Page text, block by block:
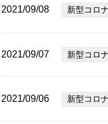
2021/09/08 新型コロ
2021/09/07 新型コロ
2021/09/06 新型コロ